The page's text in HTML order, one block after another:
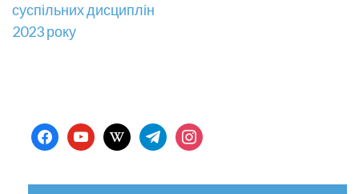
суспільних дисциплін
2023 року
facebookyoutubewikipediatelegraminstagram